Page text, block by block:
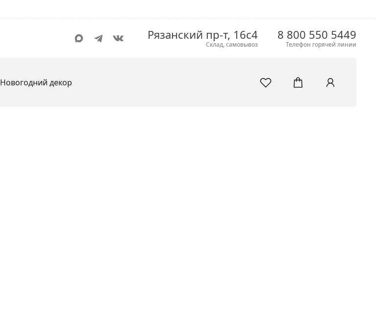
Рязанский пр-т, 16с4
Склад, самовывоз
8 800 550 5449
Телефон горячей линии
Новогодний декор